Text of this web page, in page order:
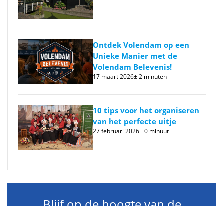
Ontdek Volendam op een
Unieke Manier met de
Volendam Belevenis!
17 maart 2026± 2 minuten
10 tips voor het organiseren
van het perfecte uitje
27 februari 2026± 0 minuut